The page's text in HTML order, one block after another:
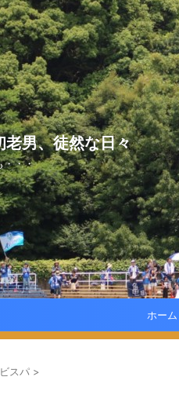
老男、徒然な日々
・・・
ホーム
スパ >